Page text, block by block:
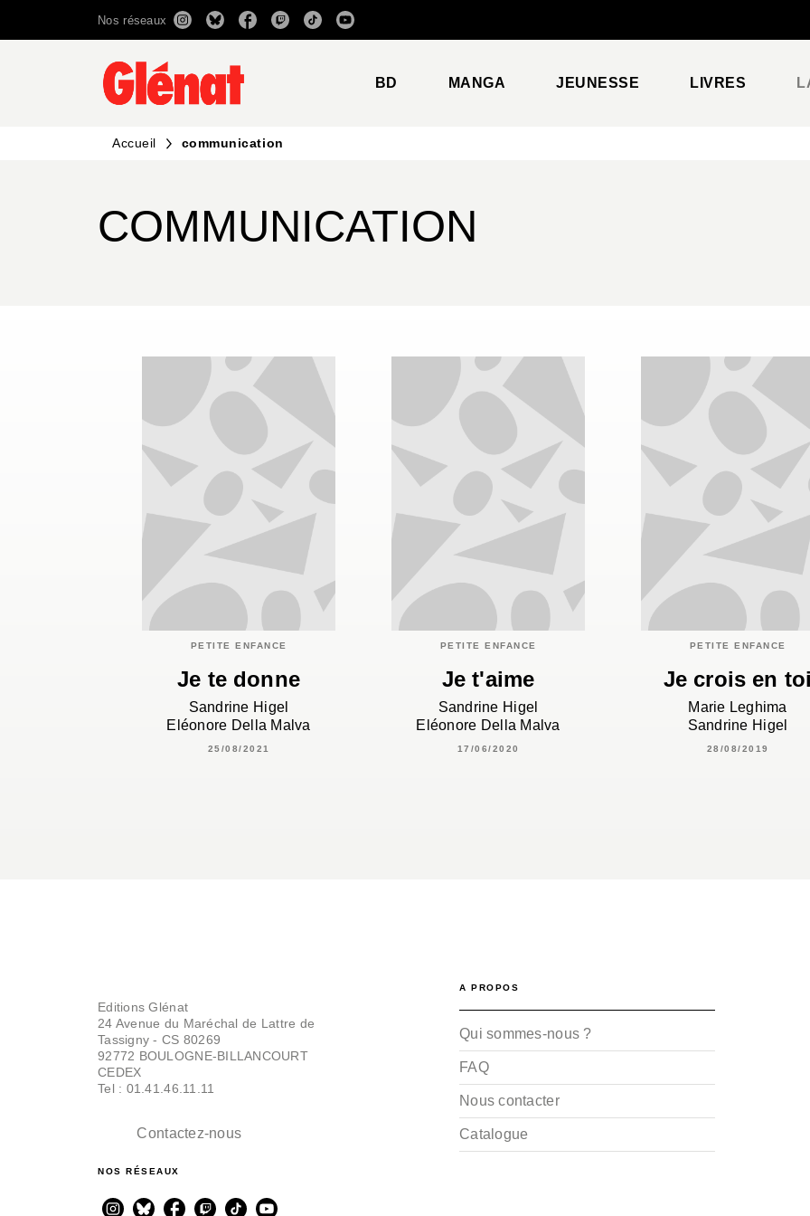
RECHERCHE CONTENU
Nos réseaux
BD MANGA JEUNESSE LIVRES
Accueil communication
COMMUNICATION
PETITE ENFANCE
Je te donne
Sandrine Higel
Eléonore Della Malva
25/08/2021
PETITE ENFANCE
Je t'aime
Sandrine Higel
Eléonore Della Malva
17/06/2020
PETITE ENFANCE
Je crois en toi
Marie Leghima
Sandrine Higel
28/08/2019
Editions Glénat
24 Avenue du Maréchal de Lattre de
Tassigny - CS 80269
92772 BOULOGNE-BILLANCOURT
CEDEX
Tel : 01.41.46.11.11
Contactez-nous
NOS RÉSEAUX
A PROPOS
Qui sommes-nous ?
FAQ
Nous contacter
Catalogue